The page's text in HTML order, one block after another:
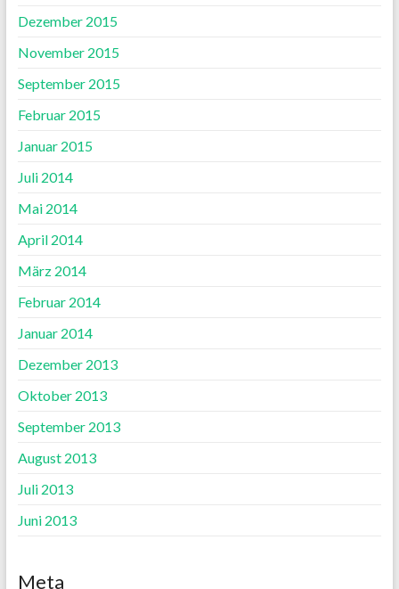
Dezember 2015
November 2015
September 2015
Februar 2015
Januar 2015
Juli 2014
Mai 2014
April 2014
März 2014
Februar 2014
Januar 2014
Dezember 2013
Oktober 2013
September 2013
August 2013
Juli 2013
Juni 2013
Meta